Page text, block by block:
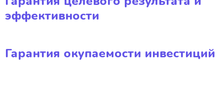
эффективности
Гарантия окупаемости инвестиций